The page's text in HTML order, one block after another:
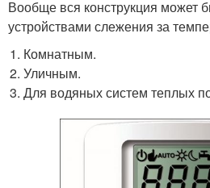
Вообще вся конструкция может
устройствами слежения за
Комнатным.
Уличным.
Для водяных систем теплых